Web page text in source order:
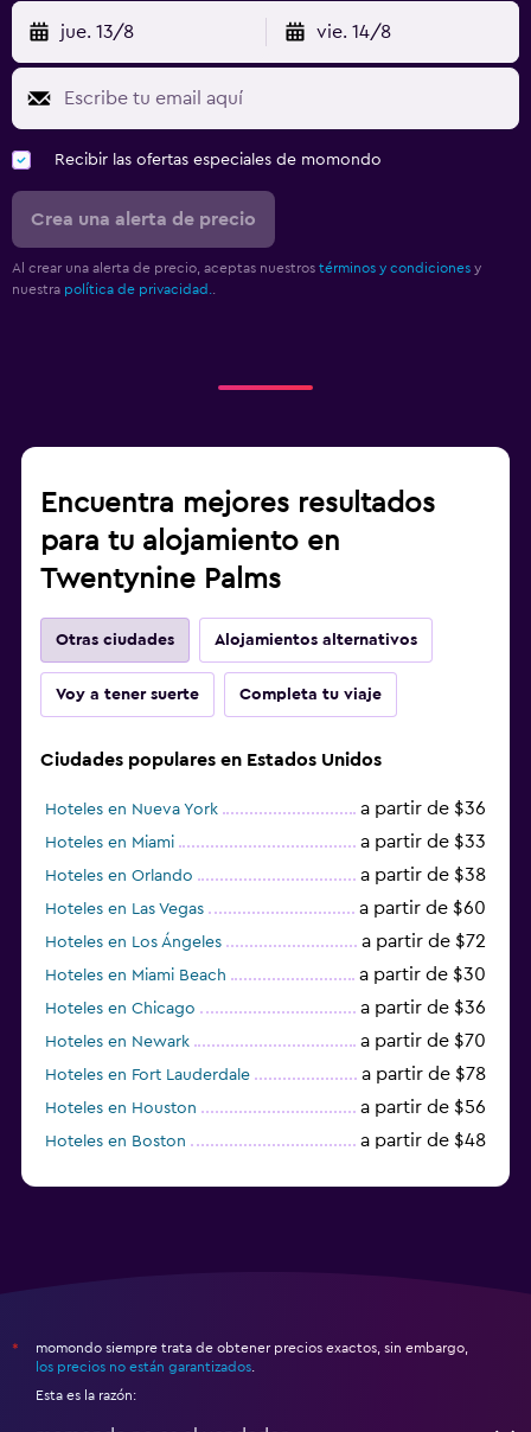
jue. 13/8 vie. 14/8
Recibir las ofertas especiales de momondo
Crea una alerta de precio
Al crear una alerta de precio, aceptas nuestros términos y condiciones y
nuestra política de privacidad.
Encuentra mejores resultados
para tu alojamiento en
Twentynine Palms
Otras ciudades Alojamientos alternativos
Voy a tener suerte Completa tu viaje
Ciudades populares en Estados Unidos
Hoteles en Nueva York a partir de $36
Hoteles en Miami a partir de $33
Hoteles en Orlando a partir de $38
Hoteles en Las Vegas a partir de $60
Hoteles en Los Ángeles a partir de $72
Hoteles en Miami Beach a partir de $30
Hoteles en Chicago a partir de $36
Hoteles en Newark a partir de $70
Hoteles en Fort Lauderdale a partir de $78
Hoteles en Houston a partir de $56
Hoteles en Boston a partir de $48
*
momondo siempre trata de obtener precios exactos, sin embargo,
los precios no están garantizados
Esta es la razón: